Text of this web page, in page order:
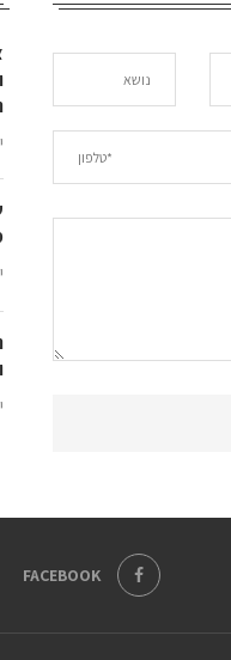
FACEBOOK